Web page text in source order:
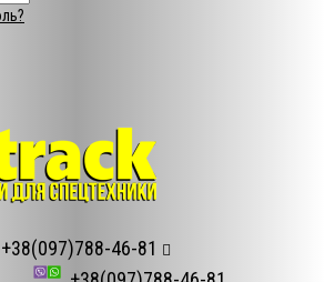
+38(097)788-46-81